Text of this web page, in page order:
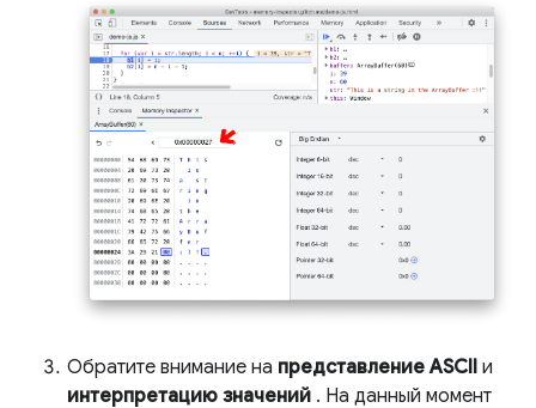
Обратите внимание на представление ASCII и
интерпретацию значений . На данный момент